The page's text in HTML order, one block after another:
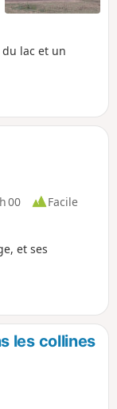
lac et un
00
Facile
et ses
les collines